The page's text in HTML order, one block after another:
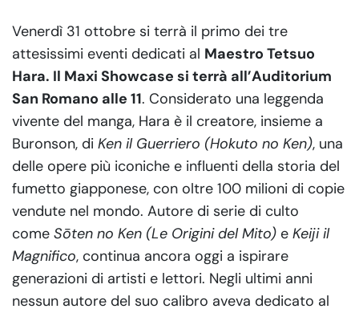
Venerdì 31 ottobre si terrà il primo dei tre
attesissimi eventi dedicati al Maestro Tetsuo
Hara. Il Maxi Showcase si terrà all’Auditorium
San Romano alle 11. Considerato una leggenda
vivente del manga, Hara è il creatore, insieme a
Buronson, di Ken il Guerriero (Hokuto no Ken), una
delle opere più iconiche e influenti della storia del
fumetto giapponese, con oltre 100 milioni di copie
vendute nel mondo. Autore di serie di culto
come Sōten no Ken (Le Origini del Mito) e Keiji il
Magnifico, continua ancora oggi a ispirare
generazioni di artisti e lettori. Negli ultimi anni
nessun autore del suo calibro aveva dedicato al